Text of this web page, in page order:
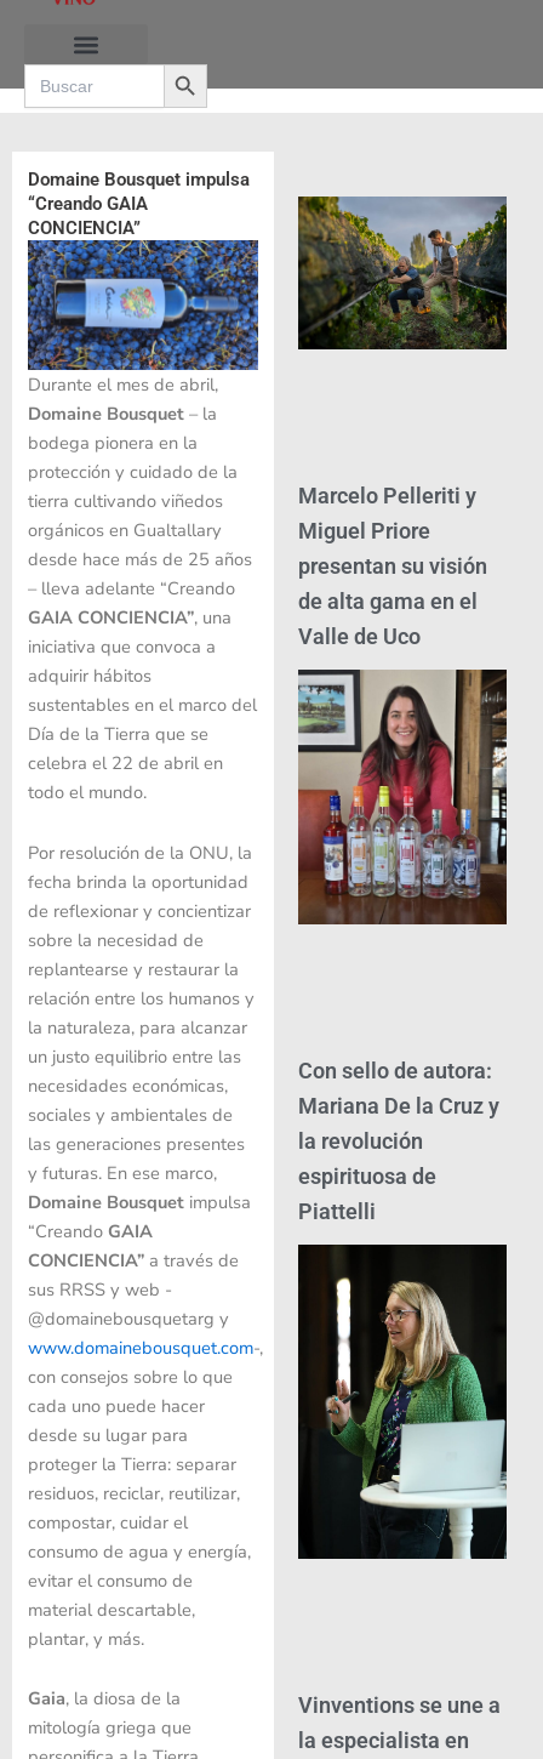
contenido
Search
for:
Search Button
Domaine Bousquet impulsa
“Creando GAIA
CONCIENCIA”
Durante el mes de abril,
Domaine Bousquet– la
bodega pionera en la
protección y cuidado de la
tierra cultivando viñedos
orgánicos en Gualtallary
desde hace más de 25 años
– lleva adelante “Creando
GAIA CONCIENCIA”, una
iniciativa que convoca a
adquirir hábitos
sustentables en el marco del
Día de la Tierra que se
celebra el 22 de abril en
todo el mundo.
Por resolución de la ONU, la
fecha brinda la oportunidad
de reflexionar y concientizar
sobre la necesidad de
replantearse y restaurar la
relación entre los humanos y
la naturaleza, para alcanzar
un justo equilibrio entre las
necesidades económicas,
sociales y ambientales de
las generaciones presentes
y futuras. En ese marco,
Domaine Bousquetimpulsa
“Creando GAIA
CONCIENCIA” a través de
sus RRSS y web -
@domainebousquetarg y
www.domainebousquet.com-,
con consejos sobre lo que
cada uno puede hacer
desde su lugar para
proteger la Tierra: separar
residuos, reciclar, reutilizar,
compostar, cuidar el
consumo de agua y energía,
evitar el consumo de
material descartable,
plantar, y más.
Gaia, la diosa de la
mitología griega que
Marcelo Pelleriti y
Miguel Priore
presentan su visión
de alta gama en el
Valle de Uco
Con sello de autora:
Mariana De la Cruz y
la revolución
espirituosa de
Piattelli
Vinventions se une a
la especialista en